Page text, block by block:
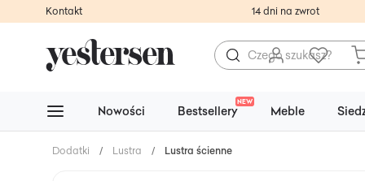
Kontakt 14 dni na zwrot
Nowości Bestsellery
NEW
Meble
Dodatki / Lustra / Lustra ścienne